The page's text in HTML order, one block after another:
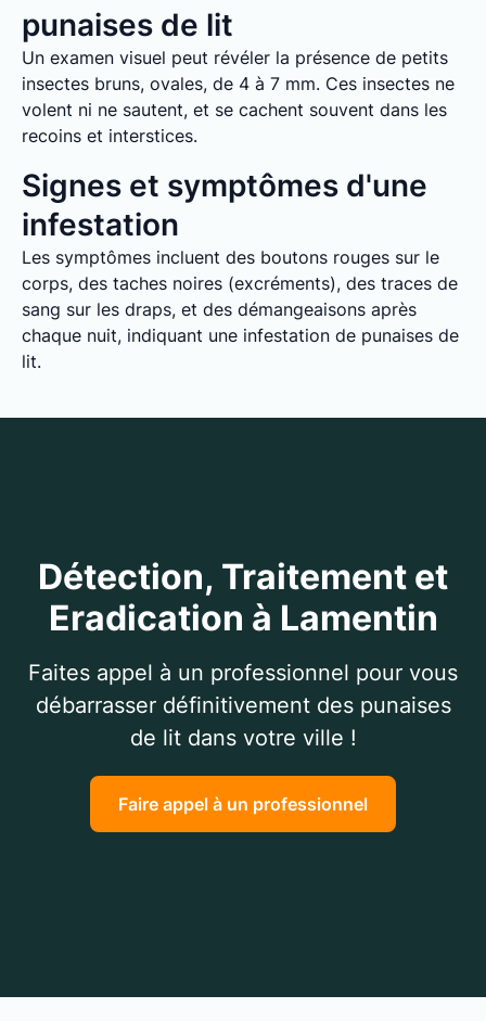
punaises de lit
Un examen visuel peut révéler la présence de petits
insectes bruns, ovales, de 4 à 7 mm. Ces insectes ne
volent ni ne sautent, et se cachent souvent dans les
recoins et interstices.
Signes et symptômes d'une
infestation
Les symptômes incluent des boutons rouges sur le
corps, des taches noires (excréments), des traces de
sang sur les draps, et des démangeaisons après
chaque nuit, indiquant une infestation de punaises de
lit.
Détection, Traitement et
Eradication à Lamentin
Faites appel à un professionnel pour vous
débarrasser définitivement des punaises
de lit dans votre ville !
Faire appel à un professionnel